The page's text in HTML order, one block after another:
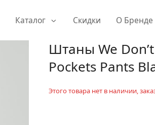
Каталог Скидки О Бренде
Штаны We
Pockets Pants
Этого товара нет в наличии,